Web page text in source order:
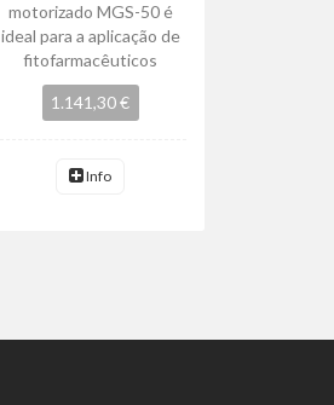
motorizado MGS-50 é
ideal para a aplicação de
fitofarmacêuticos
1.141,30 €
Info